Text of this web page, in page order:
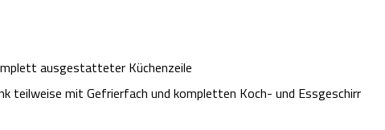
ausgestatteter Küchenzeile
teilweise mit Gefrierfach und kompletten Koch- und Essgeschirr